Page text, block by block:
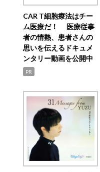
CAR T細胞療法はチー
ム医療だ！ 医療従事
者の情熱、患者さんの
思いを伝えるドキュメ
ンタリー動画を公開中
PR